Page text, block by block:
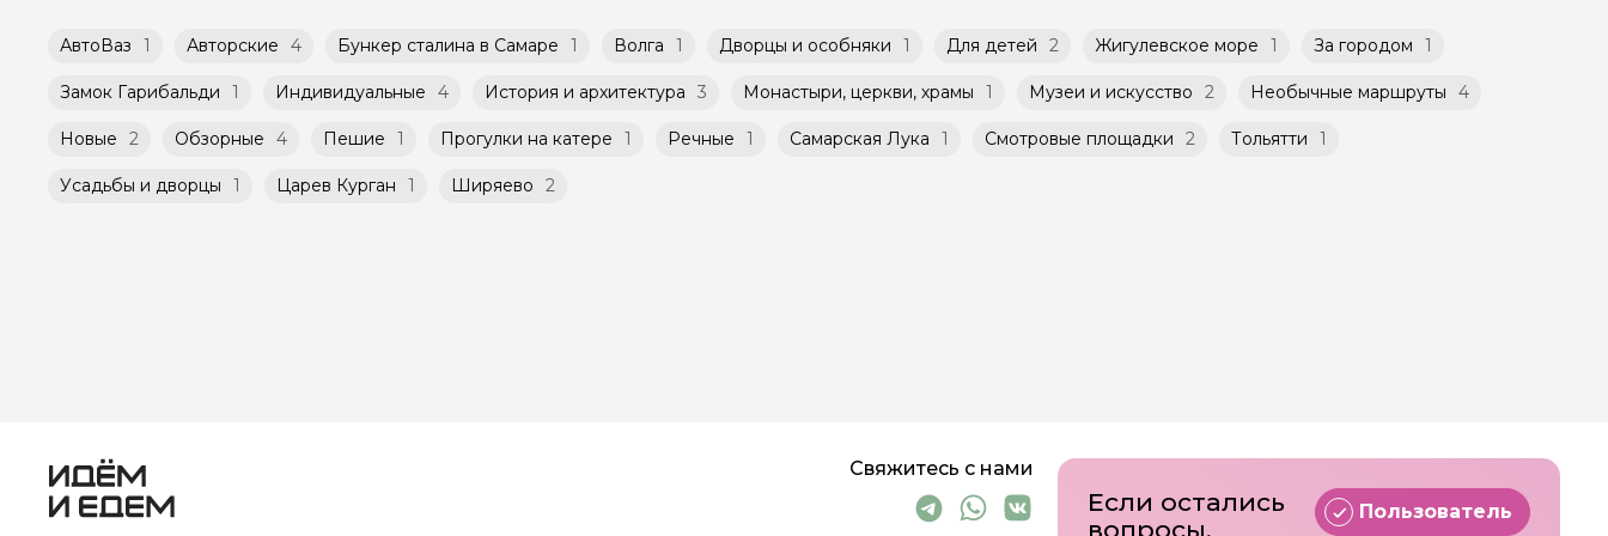
АвтоВаз 1 Авторские 4 Бункер сталина в Самаре 1 Волга 1 Дворцы и особняки 1 Для детей 2 Жигулевское море 1 За городом 1
Замок Гарибальди 1 Индивидуальные 4 История и архитектура 3 Монастыри, церкви, храмы 1 Музеи и искусство 2 Необычные маршруты 4
Новые 2 Обзорные 4 Пешие 1 Прогулки на катере 1 Речные 1 Самарская Лука 1 Смотровые площадки 2 Тольятти 1
Усадьбы и дворцы 1 Царев Курган 1 Ширяево 2
Свяжитесь с нами
Если остались
вопросы,
Пользователь